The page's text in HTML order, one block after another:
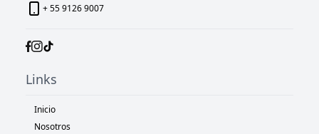
+ 55 9126 9007
Links
Inicio
Nosotros